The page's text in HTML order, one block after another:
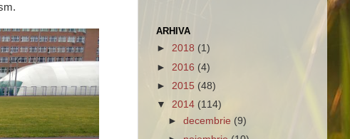
ARHIVA
► 2018 (1)
► 2016 (4)
► 2015 (48)
▼ 2014 (114)
►decembrie (9)